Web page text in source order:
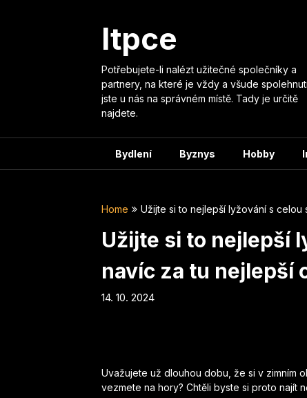
Itpce
Potřebujete-li nalézt užitečné společníky a
partnery, na které je vždy a všude
jste u nás na správném místě. Tady je určitě
najdete.
Bydlení Byznys Hobby
Home Užijte si to nejlepší lyžování s
Užijte si to nejlepší
navíc za tu nejlepší
14. 10. 2024
Uvažujete už dlouhou dobu, že si v zimním
vezmete na hory? Chtěli byste si proto najít